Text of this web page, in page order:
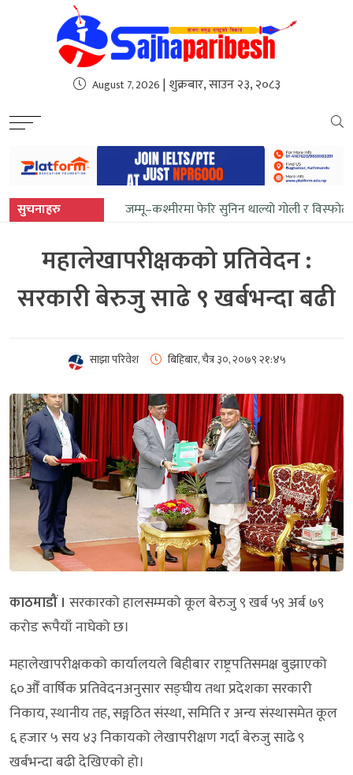
sweet bonanza
August 7, 2026 | शुक्रबार, साउन २३, २०८३
सुचनाहरु जम्मू–कश्मीरमा फेरि सुनिन थाल्यो गोली र
महालेखापरीक्षकको प्रतिवेदन :
सरकारी बेरुजु साढे ९ खर्बभन्दा बढी
साझा परिवेश बिहिबार, चैत्र ३०, २०७९२१:४५
काठमाडौं । सरकारको हालसम्मको कूल बेरुजु ९ खर्ब ५९ अर्ब ७९
करोड रूपैयाँ नाघेको छ।
महालेखापरीक्षकको कार्यालयले बिहीबार राष्ट्रपतिसमक्ष बुझाएको
६०औँ वार्षिक प्रतिवेदनअनुसार सङ्घीय तथा प्रदेशका सरकारी
निकाय, स्थानीय तह, सङ्गठित संस्था, समिति र अन्य संस्थासमेत कूल
६ हजार ५ सय ४३ निकायको लेखापरीक्षण गर्दा बेरुजु साढे ९
खर्बभन्दा बढी देखिएको हो।